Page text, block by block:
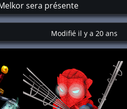
sera présente
Modifié il y a 20 ans